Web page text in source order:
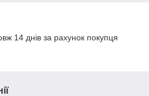
14 днів за рахунок покупця